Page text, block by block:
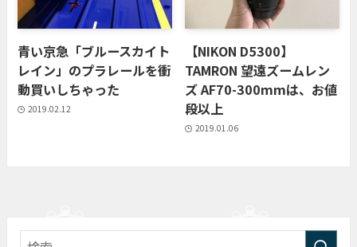
青い京急「ブルースカイト
レイン」のプラレールを衝
動買いしちゃった
2019.02.12
【NIKON D5300】
TAMRON 望遠ズームレン
ズ AF70-300mmは、お値
段以上
2019.01.06